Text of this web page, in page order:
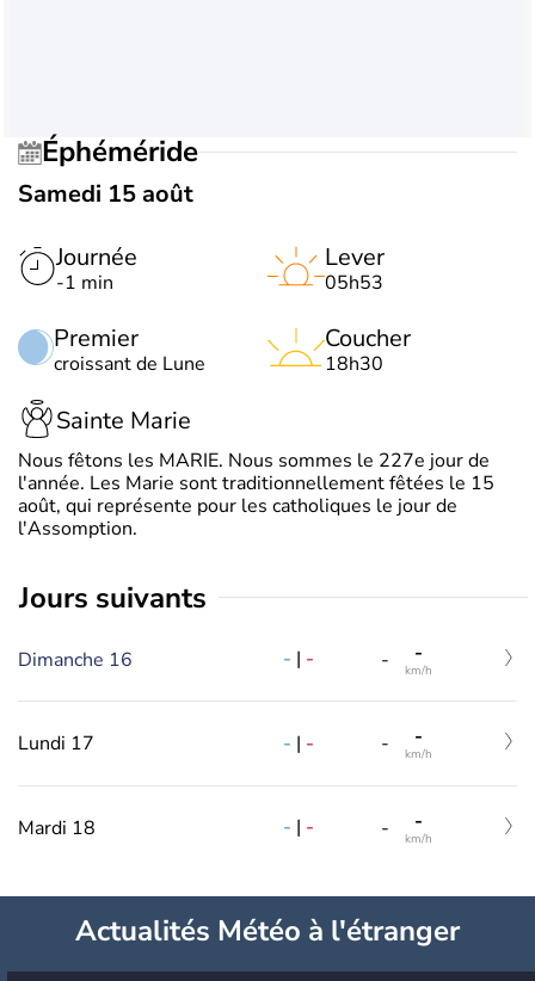
Éphéméride
Samedi 15 août
Journée
-1 min
Premier
croissant de Lune
Lever
05h53
Coucher
18h30
Sainte Marie
Nous fêtons les MARIE. Nous sommes le 227e jour de
l'année. Les Marie sont traditionnellement fêtées le 15
août, qui représente pour les catholiques le jour de
l'Assomption.
jours suivants
Dimanche 16 - | - - -
km/h
Lundi 17 - | - - -
km/h
Mardi 18 - | - - -
km/h
Actualités Météo à l'étranger